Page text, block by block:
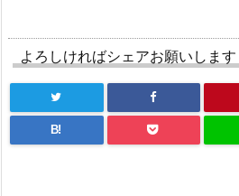
よろしければシェアお願いします
B!